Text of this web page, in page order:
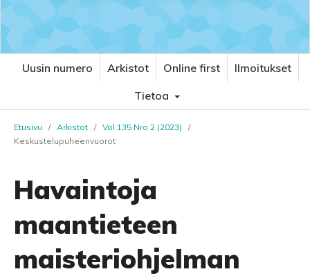
Uusin numero Arkistot Online first
Ilmoitukset
Tietoa
Etusivu / Arkistot / Vol 135 Nro 2 (2023)
/
Keskustelupuheenvuorot
Havaintoja
maantieteen
maisteriohjelman